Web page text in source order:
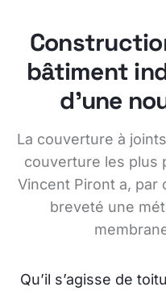
bâtiment
d'une
La couverture à
couverture les plus
Vincent Piront a, par
breveté une
Qu’il s’agisse de